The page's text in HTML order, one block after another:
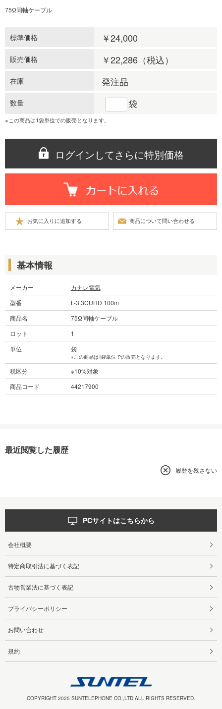
75Ω同軸ケーブル
標準価格 ￥24,000
販売価格 ￥22,286（税込）
在庫 発注品
数量 袋
※この商品は1袋単位での販売となります。
ログインしてさらに特別価格
基本情報
メーカー
カナレ電気
型番
L-3.3CUHD 100m
商品名
75Ω同軸ケーブル
ロット
1
単位
袋
※この商品は1袋単位での販売となります。
税区分
※10%対象
商品コード
44217900
最近閲覧した履歴
履歴を残さない
PCサイトはこちらから
会社概要
特定商取引法に基づく表記
古物営業法に基づく表記
プライバシーポリシー
お問い合わせ
規約
COPYRIGHT 2025 SUNTELEPHONE CO.,LTD ALL RIGHTS RESERVED.